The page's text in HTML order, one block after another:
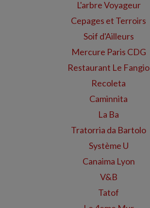
L'arbre Voyageur
Cepages et Terroirs
Soif d'Ailleurs
Mercure Paris CDG
Restaurant Le Fangio
Recoleta
Caminnita
La Ba
Tratorria da Bartolo
Système U
Canaima Lyon
V&B
Tatof